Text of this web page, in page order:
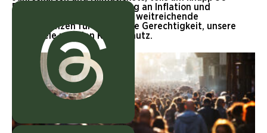
Prozent. Was eine Anpassung an Inflation und
Betriebskosten sein soll, hat weitreichende
Konsequenzen für die soziale Gerechtigkeit, unsere
Klimaziele und den Klimaschutz.